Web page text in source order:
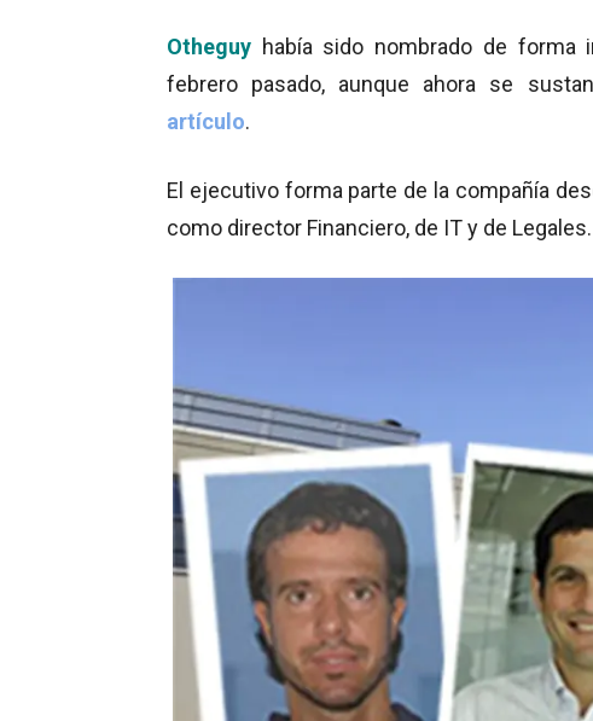
Otheguy había sido nombrado de forma
febrero pasado, aunque ahora se
artículo.
El ejecutivo forma parte de la compañía
como director Financiero, de IT y de Legales.